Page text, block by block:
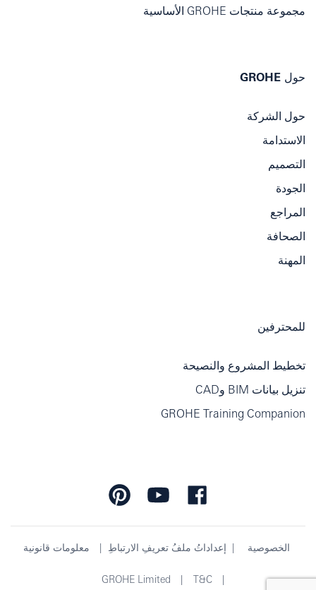
مجموعة منتجات GROHE الأساسية
حول GROHE
حول الشركة
الاستدامة
التصميم
الجودة
المراجع
الصحافة
المهنة
للمحترفين
تخطيط المشروع والنصيحة
تنزيل بيانات BIM وCAD
GROHE Training Companion
الخصوصية إعداداتُ ملفُ تعريفِ الارتباطِ معلومات قانونية
T&C
GROHE Limited